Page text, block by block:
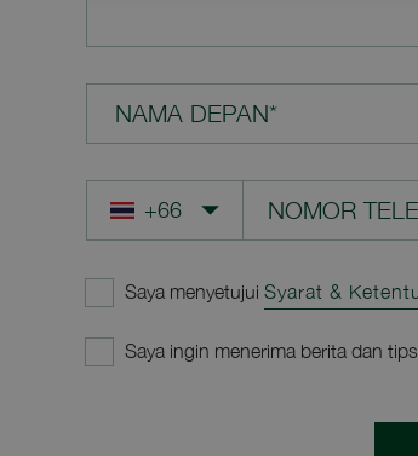
NAMA DEPAN*
Saya menyetujui Syarat &
Saya ingin menerima berita dan